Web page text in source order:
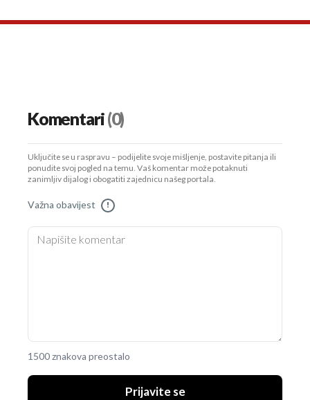
Komentari(0)
Uključite se u raspravu – podijelite svoje mišljenje, postavite pitanja ili
ponudite svoj pogled na temu. Vaš komentar može potaknuti
zanimljiv dijalog i obogatiti zajednicu našeg portala.
Važna obavijest !
1500 znakova preostalo
Prijavite se